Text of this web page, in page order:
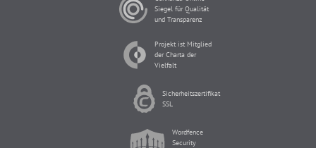
Siegel für Qualität
und Transparenz
Projekt ist Mitglied
der Charta der
Vielfalt
Sicherheitszertifikat
SSL
Wordfence
Security